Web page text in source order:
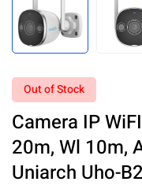
Out of Stock
Camera IP
20m, Wl 10m,
Uniarch Uho-